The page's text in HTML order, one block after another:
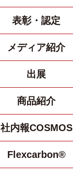
表彰・認定
メディア紹介
出展
商品紹介
社内報COSMOS
Flexcarbon®